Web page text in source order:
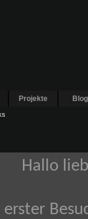
Projekte
Hallo